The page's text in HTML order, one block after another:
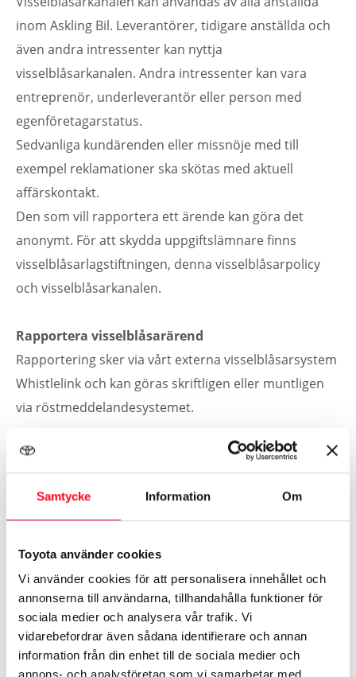
Samtycke Information Om
Toyota använder cookies
Vi använder cookies för att personalisera innehållet och
annonserna till användarna, tillhandahålla funktioner för
sociala medier och analysera vår trafik. Vi
vidarebefordrar även sådana identifierare och annan
information från din enhet till de sociala medier och
inom Askling Bil. Leverantörer, tidigare anställda och
även andra intressenter kan nyttja
visselblåsarkanalen. Andra intressenter kan vara
entreprenör, underleverantör eller person med
egenföretagarstatus.
Sedvanliga kundärenden eller missnöje med till
exempel reklamationer ska skötas med aktuell
affärskontakt.
Den som vill rapportera ett ärende kan göra det
anonymt. För att skydda uppgiftslämnare finns
visselblåsarlagstiftningen, denna visselblåsarpolicy
och visselblåsarkanalen.
Rapportera visselblåsarärend
Rapportering sker via vårt externa visselblåsarsystem
Whistlelink och kan göras skriftligen eller muntligen
via röstmeddelandesystemet.
Du kan väja om du vill vara anonym eller öppen med
din identitet när du gör en anmälan. Väljer du att vara
anonym är det viktigt att du själv följer processen och
håller fortsatt dialog via visselblåsarkanalen.
Beskriv ditt ärende och din anmälan grundligt
och bifoga allt som kan ha relevans för ditt
ärende
Beskriv fakta och utelämna inte detaljer
Rapportering får inte lämnas med falska